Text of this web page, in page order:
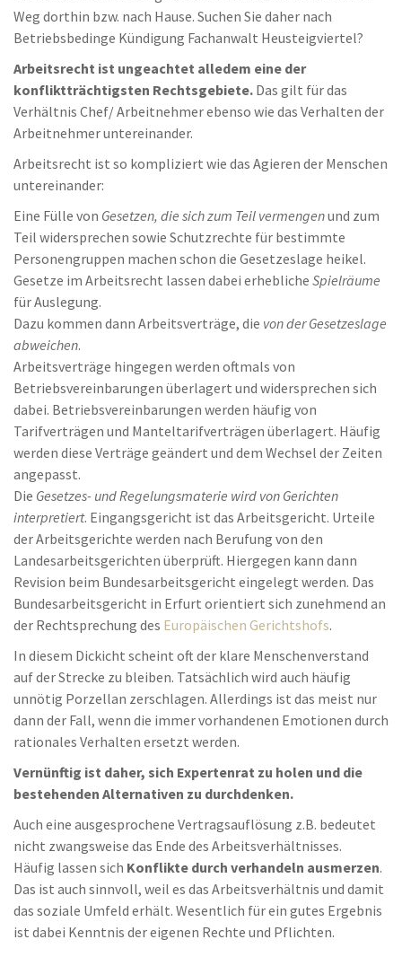
Weg dorthin bzw. nach Hause. Suchen Sie daher nach
Betriebsbedinge Kündigung Fachanwalt Heusteigviertel?
Arbeitsrecht ist ungeachtet alledem eine der
konfliktträchtigsten Rechtsgebiete. Das gilt für das
Verhältnis Chef/ Arbeitnehmer ebenso wie das Verhalten der
Arbeitnehmer untereinander.
Arbeitsrecht ist so kompliziert wie das Agieren der Menschen
untereinander:
Eine Fülle von Gesetzen, die sich zum Teil vermengenund zum
Teil widersprechen sowie Schutzrechte für bestimmte
Personengruppen machen schon die Gesetzeslage heikel.
Gesetze im Arbeitsrecht lassen dabei erhebliche Spielräume
für Auslegung.
Dazu kommen dann Arbeitsverträge, die von der Gesetzeslage
abweichen.
Arbeitsverträge hingegen werden oftmals von
Betriebsvereinbarungen überlagert und widersprechen sich
dabei. Betriebsvereinbarungen werden häufig von
Tarifverträgen und Manteltarifverträgen überlagert. Häufig
werden diese Verträge geändert und dem Wechsel der Zeiten
angepasst.
Die Gesetzes- und Regelungsmaterie wird von Gerichten
interpretiert. Eingangsgericht ist das Arbeitsgericht. Urteile
der Arbeitsgerichte werden nach Berufung von den
Landesarbeitsgerichten überprüft. Hiergegen kann dann
Revision beim Bundesarbeitsgericht eingelegt werden. Das
Bundesarbeitsgericht in Erfurt orientiert sich zunehmend an
der Rechtsprechung des Europäischen Gerichtshofs.
In diesem Dickicht scheint oft der klare Menschenverstand
auf der Strecke zu bleiben. Tatsächlich wird auch häufig
unnötig Porzellan zerschlagen. Allerdings ist das meist nur
dann der Fall, wenn die immer vorhandenen Emotionen durch
rationales Verhalten ersetzt werden.
Vernünftig ist daher, sich Expertenrat zu holen und die
bestehenden Alternativen zu durchdenken.
Auch eine ausgesprochene Vertragsauflösung z.B. bedeutet
nicht zwangsweise das Ende des Arbeitsverhältnisses.
Häufig lassen sich Konflikte durch verhandeln ausmerzen.
Das ist auch sinnvoll, weil es das Arbeitsverhältnis und damit
das soziale Umfeld erhält. Wesentlich für ein gutes Ergebnis
ist dabei Kenntnis der eigenen Rechte und Pflichten.